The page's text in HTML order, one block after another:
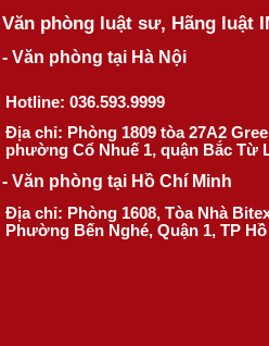
Văn phòng luật sư, Hãng luật
- Văn phòng tại Hà Nội
Hotline: 036.593.9999
Địa chỉ: Phòng 1809 tòa 27A2
phường Cổ Nhuế 1, quận Bắc Từ
- Văn phòng tại Hồ Chí Minh
Địa chỉ: Phòng 1608, Tòa Nhà
Phường Bến Nghé, Quận 1, TP